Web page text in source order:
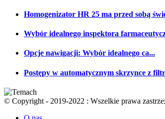
Homogenizator HR 25 ma przed sobą
Wybór idealnego inspektora
Opcje nawigacji: Wybór idealnego ca...
Postępy w automatycznym skrzynce z
© Copyright - 2019-2022 : Wszelkie prawa